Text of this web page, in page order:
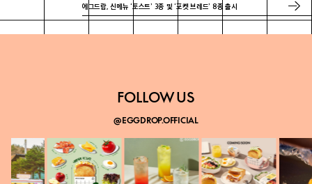
에그드랍, 신메뉴 ‘토스트’ 3종 및 ‘포켓 브레드’ 8종 출시
2023-07-18
FOLLOW US
@EGGDROP.OFFICIAL